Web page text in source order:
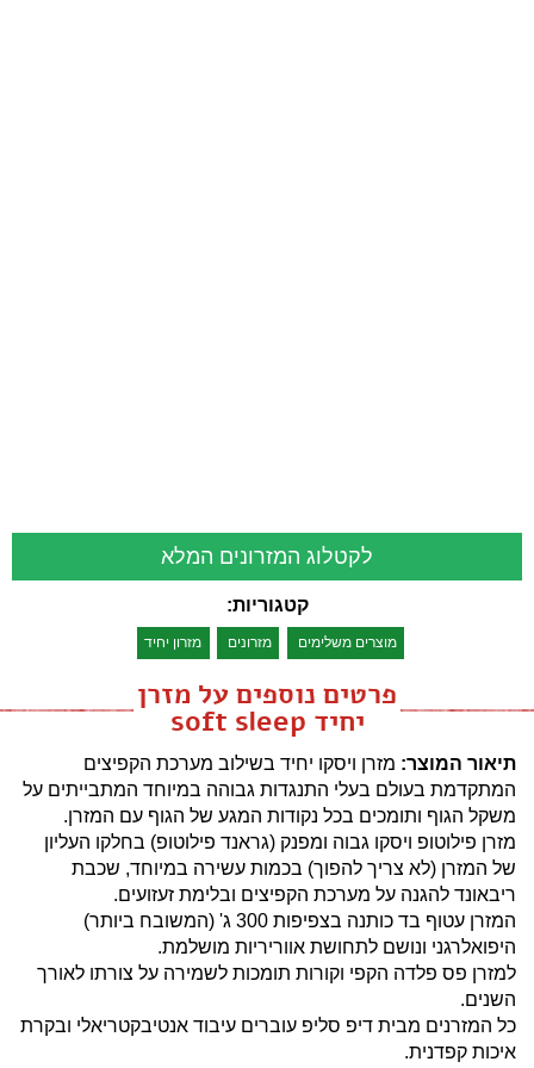
לקטלוג המזרונים המלא
קטגוריות:
מוצרים משלימים מזרונים מזרון יחיד
פרטים נוספים על מזרן
יחיד soft sleep
תיאור המוצר: מזרן ויסקו יחיד בשילוב מערכת הקפיצים
המתקדמת בעולם בעלי התנגדות גבוהה במיוחד המתבייתים על
משקל הגוף ותומכים בכל נקודות המגע של הגוף עם המזרן.
מזרן פילוטופ ויסקו גבוה ומפנק (גראנד פילוטופ) בחלקו העליון
של המזרן (לא צריך להפוך) בכמות עשירה במיוחד, שכבת
ריבאונד להגנה על מערכת הקפיצים ובלימת זעזועים.
המזרן עטוף בד כותנה בצפיפות 300 ג' (המשובח ביותר)
היפואלרגני ונושם לתחושת אווריריות מושלמת.
למזרן פס פלדה הקפי וקורות תומכות לשמירה על צורתו לאורך
השנים.
כל המזרנים מבית דיפ סליפ עוברים עיבוד אנטיבקטריאלי ובקרת
איכות קפדנית.